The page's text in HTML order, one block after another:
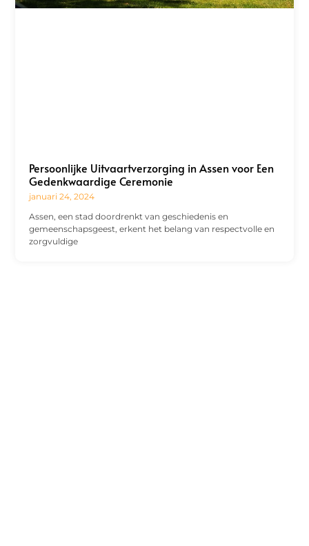
Persoonlijke Uitvaartverzorging in Assen voor Een
Gedenkwaardige Ceremonie
januari 24, 2024
Assen, een stad doordrenkt van geschiedenis en
gemeenschapsgeest, erkent het belang van respectvolle en
zorgvuldige